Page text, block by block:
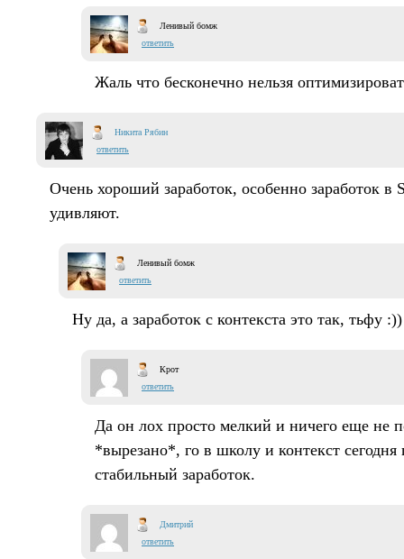
Ленивый бомж
ответить
Жаль что бесконечно нельзя
Никита Рябин
ответить
Очень хороший заработок, особенно заработок в
удивляют.
Ленивый бомж
ответить
Ну да, а заработок с контекста это так, тьфу :))
Крот
ответить
Да он лох просто мелкий и ничего еще не
*вырезано*, го в школу и контекст
стабильный заработок.
Дмитрий
ответить